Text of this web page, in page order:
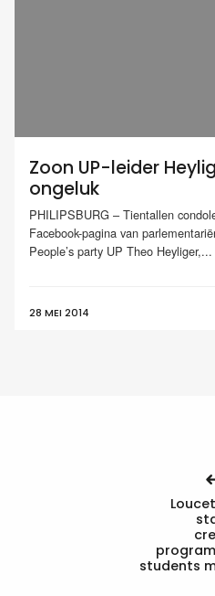
Zoon UP-leider
ongeluk
PHILIPSBURG – Tientallen
Facebook-pagina van
People’s party UP Theo Heyliger,...
28 MEI 2014
students